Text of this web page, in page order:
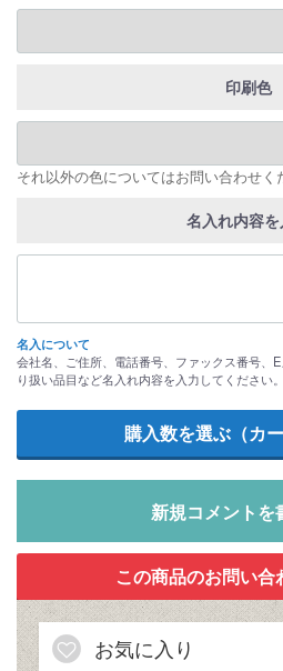
印刷色
それ以外の色についてはお問い合わせく
名入れ内容を
名入について
会社名、ご住所、電話番号、ファックス番号、
り扱い品目など名入れ内容を入力してください。
新規コメントを
お気に入り